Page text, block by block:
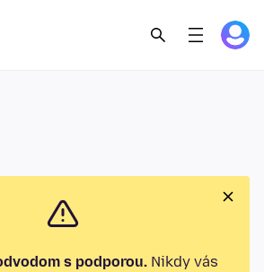
s podporou. Nikdy vás